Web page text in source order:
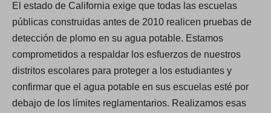
n
s
i
n
a
n
e
El estado de California exige que todas las escuelas
públicas construidas antes de 2010 realicen pruebas de
detección de plomo en su agua potable. Estamos
comprometidos a respaldar los esfuerzos de nuestros
distritos escolares para proteger a los estudiantes y
confirmar que el agua potable en sus escuelas esté por
debajo de los límites reglamentarios. Realizamos esas